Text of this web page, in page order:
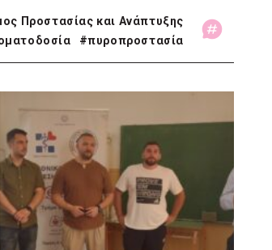
Προστασίας και Ανάπτυξης
#πυροπροστασία